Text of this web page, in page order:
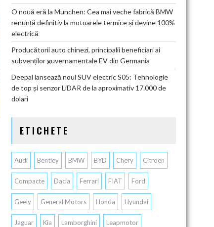
O nouă eră la Munchen: Cea mai veche fabrică BMW
renunță definitiv la motoarele termice și devine 100%
electrică
Producătorii auto chinezi, principalii beneficiari ai
subvenților guvernamentale EV din Germania
Deepal lansează noul SUV electric S05: Tehnologie
de top și senzor LiDAR de la aproximativ 17.000 de
dolari
ETICHETE
Audi Bentley BMW BYD Chery Citroen
Compacte Dacia Ferrari FIAT Ford
Geely General Motors Honda Hyundai
Jaguar Kia Lamborghini Leapmotor